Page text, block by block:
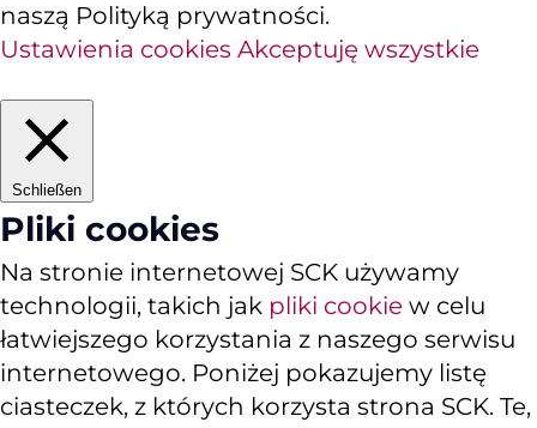
naszą Polityką prywatności.
Ustawienia cookies Akceptuję wszystkie
Schließen
Pliki cookies
Na stronie internetowej SCK używamy
technologii, takich jak pliki cookie w celu
łatwiejszego korzystania z naszego serwisu
internetowego. Poniżej pokazujemy listę
ciasteczek, z których korzysta strona SCK. Te,